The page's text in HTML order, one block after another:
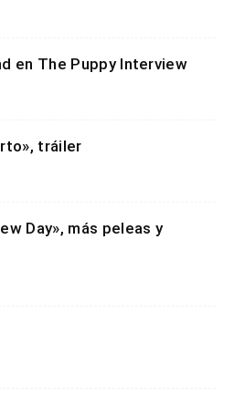
en The Puppy Interview
tráiler
Day», más peleas y